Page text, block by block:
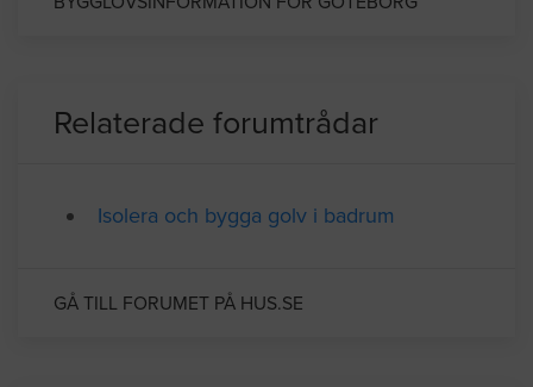
verkstadsindustrin.
Relaterade forumtrådar
Isolera och bygga golv i badrum